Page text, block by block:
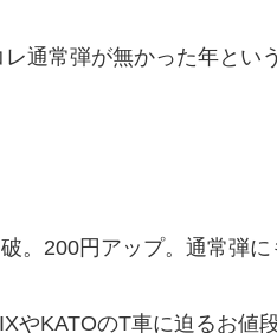
通常弾が無かった年とい
。200円アップ。通常弾
やKATOのT車に迫るお値